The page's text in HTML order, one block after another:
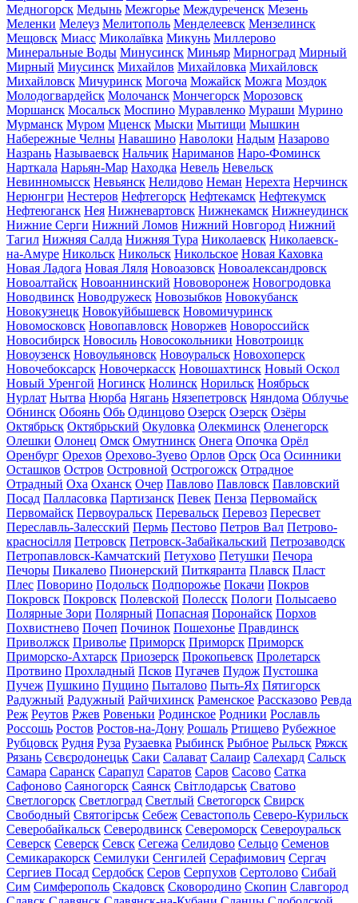
Медногорск Медынь Межгорье Междуреченск Мезень
Меленки Мелеуз Мелитополь Менделеевск Мензелинск
Мещовск Миасс Миколаївка Микунь Миллерово
Минеральные Воды Минусинск Миньяр Мирноград Мирный
Мирный Миусинск Михайлов Михайловка Михайловск
Михайловск Мичуринск Могоча Можайск Можга Моздок
Молодогвардейск Молочанск Мончегорск Морозовск
Моршанск Мосальск Моспино Муравленко Мураши Мурино
Мурманск Муром Мценск Мыски Мытищи Мышкин
Набережные Челны Навашино Наволоки Надым Назарово
Назрань Называевск Нальчик Нариманов Наро-Фоминск
Нарткала Нарьян-Мар Находка Невель Невельск
Невинномысск Невьянск Нелидово Неман Нерехта Нерчинск
Нерюнгри Нестеров Нефтегорск Нефтекамск Нефтекумск
Нефтеюганск Нея Нижневартовск Нижнекамск Нижнеудинск
Нижние Серги Нижний Ломов Нижний Новгород Нижний
Тагил Нижняя Салда Нижняя Тура Николаевск Николаевск-
на-Амуре Никольск Никольск Никольское Новая Каховка
Новая Ладога Новая Ляля Новоазовск Новоалександровск
Новоалтайск Новоаннинский Нововоронеж Новогродовка
Новодвинск Новодружеск Новозыбков Новокубанск
Новокузнецк Новокуйбышевск Новомичуринск
Новомосковск Новопавловск Новоржев Новороссийск
Новосибирск Новосиль Новосокольники Новотроицк
Новоузенск Новоульяновск Новоуральск Новохоперск
Новочебоксарск Новочеркасск Новошахтинск Новый Оскол
Новый Уренгой Ногинск Нолинск Норильск Ноябрьск
Нурлат Нытва Нюрба Нягань Нязепетровск Няндома Облучье
Обнинск Обоянь Обь Одинцово Озерск Озерск Озёры
Октябрьск Октябрьский Окуловка Олекминск Оленегорск
Олешки Олонец Омск Омутнинск Онега Опочка Орёл
Оренбург Орехов Орехово-Зуево Орлов Орск Оса Осинники
Осташков Остров Островной Острогожск Отрадное
Отрадный Оха Оханск Очер Павлово Павловск Павловский
Посад Палласовка Партизанск Певек Пенза Первомайск
Первомайск Первоуральск Перевальск Перевоз Пересвет
Переславль-Залесский Пермь Пестово Петров Вал Петрово-
красносілля Петровск Петровск-Забайкальский Петрозаводск
Петропавловск-Камчатский Петухово Петушки Печора
Печоры Пикалево Пионерский Питкяранта Плавск Пласт
Плес Поворино Подольск Подпорожье Покачи Покров
Покровск Покровск Полевской Полесск Пологи Полысаево
Полярные Зори Полярный Попасная Поронайск Порхов
Похвистнево Почеп Починок Пошехонье Правдинск
Приволжск Приволье Приморск Приморск Приморск
Приморско-Ахтарск Приозерск Прокопьевск Пролетарск
Протвино Прохладный Псков Пугачев Пудож Пустошка
Пучеж Пушкино Пущино Пыталово Пыть-Ях Пятигорск
Радужный Радужный Райчихинск Раменское Рассказово Ревда
Реж Реутов Ржев Ровеньки Родинское Родники Рославль
Россошь Ростов Ростов-на-Дону Рошаль Ртищево Рубежное
Рубцовск Рудня Руза Рузаевка Рыбинск Рыбное Рыльск Ряжск
Рязань Сєвєродонецьк Саки Салават Салаир Салехард Сальск
Самара Саранск Сарапул Саратов Саров Сасово Сатка
Сафоново Саяногорск Саянск Світлодарськ Сватово
Светлогорск Светлоград Светлый Светогорск Свирск
Свободный Святогірськ Себеж Севастополь Северо-Курильск
Северобайкальск Северодвинск Североморск Североуральск
Северск Северск Севск Сегежа Селидово Сельцо Семенов
Семикаракорск Семилуки Сенгилей Серафимович Сергач
Сергиев Посад Сердобск Серов Серпухов Сертолово Сибай
Сим Симферополь Скадовск Сковородино Скопин Славгород